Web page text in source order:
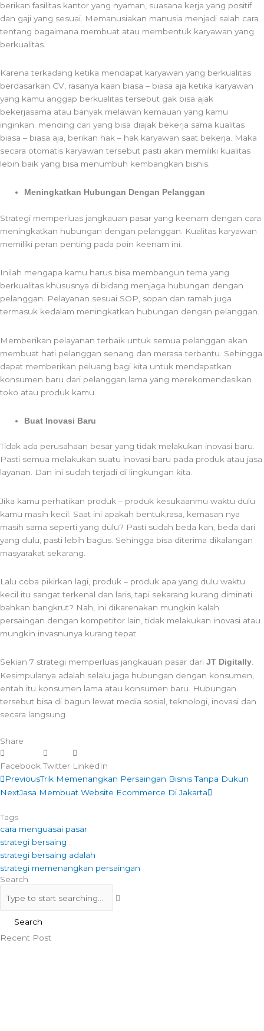
berikan fasilitas kantor yang nyaman, suasana kerja yang positif
dan gaji yang sesuai. Memanusiakan manusia menjadi salah cara
tentang bagaimana membuat atau membentuk karyawan yang
berkualitas.
Karena terkadang ketika mendapat karyawan yang berkualitas
berdasarkan CV, rasanya kaan biasa – biasa aja ketika karyawan
yang kamu anggap berkualitas tersebut gak bisa ajak
bekerjasama atau banyak melawan kemauan yang kamu
inginkan. mending cari yang bisa diajak bekerja sama kualitas
biasa – biasa aja, berikan hak – hak karyawan saat bekerja. Maka
secara otomatis karyawan tersebut pasti akan memiliki kualitas
lebih baik yang bisa menumbuh kembangkan bisnis.
Meningkatkan Hubungan Dengan Pelanggan
Strategi memperluas jangkauan pasar yang keenam dengan cara
meningkatkan hubungan dengan pelanggan. Kualitas karyawan
memiliki peran penting pada poin keenam ini.
Inilah mengapa kamu harus bisa membangun tema yang
berkualitas khususnya di bidang menjaga hubungan dengan
pelanggan. Pelayanan sesuai SOP, sopan dan ramah juga
termasuk kedalam meningkatkan hubungan dengan pelanggan.
Memberikan pelayanan terbaik untuk semua pelanggan akan
membuat hati pelanggan senang dan merasa terbantu. Sehingga
dapat memberikan peluang bagi kita untuk mendapatkan
konsumen baru dari pelanggan lama yang merekomendasikan
toko atau produk kamu.
Buat Inovasi Baru
Tidak ada perusahaan besar yang tidak melakukan inovasi baru.
Pasti semua melakukan suatu inovasi baru pada produk atau jasa
layanan. Dan ini sudah terjadi di lingkungan kita.
Jika kamu perhatikan produk – produk kesukaanmu waktu dulu
kamu masih kecil. Saat ini apakah bentuk,rasa, kemasan nya
masih sama seperti yang dulu? Pasti sudah beda kan, beda dari
yang dulu, pasti lebih bagus. Sehingga bisa diterima dikalangan
masyarakat sekarang.
Lalu coba pikirkan lagi, produk – produk apa yang dulu waktu
kecil itu sangat terkenal dan laris, tapi sekarang kurang diminati
bahkan bangkrut? Nah, ini dikarenakan mungkin kalah
persaingan dengan kompetitor lain, tidak melakukan inovasi atau
mungkin invasnunya kurang tepat.
Sekian 7 strategi memperluas jangkauan pasar dari JT Digitally
Kesimpulanya adalah selalu jaga hubungan dengan konsumen,
entah itu konsumen lama atau konsumen baru. Hubungan
tersebut bisa di bagun lewat media sosial, teknologi, inovasi dan
secara langsung.
Share
Facebook Twitter LinkedIn
Prev
PreviousTrik Memenangkan Persaingan Bisnis Tanpa Dukun
NextJasa Membuat Website Ecommerce Di Jakarta
Next
Tags
cara menguasai pasar
strategi bersaing
strategi bersaing adalah
strategi memenangkan persaingan
Search
Search
Recent Post